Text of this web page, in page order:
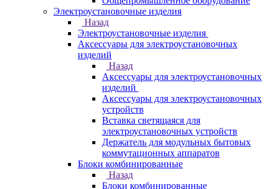
Электроустановочные изделия
Назад
Электроустановочные изделия
Аксессуары для электроустановочных
изделий
Назад
Аксессуары для электроустановочных
изделий
Аксессуары для электроустановочных
устройств
Вставка светящаяся для
электроустановочных устройств
Держатель для модульных бытовых
коммутационных аппаратов
Блоки комбинированные
Назад
Блоки комбинированные